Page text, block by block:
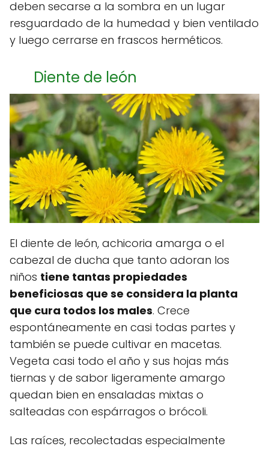
deben secarse a la sombra en un lugar
resguardado de la humedad y bien ventilado
y luego cerrarse en frascos herméticos.
Diente de león
El diente de león, achicoria amarga o el
cabezal de ducha que tanto adoran los
niños tiene tantas propiedades
beneficiosas que se considera la planta
que cura todos los males. Crece
espontáneamente en casi todas partes y
también se puede cultivar en macetas.
Vegeta casi todo el año y sus hojas más
tiernas y de sabor ligeramente amargo
quedan bien en ensaladas mixtas o
salteadas con espárragos o brócoli.
Las raíces, recolectadas especialmente